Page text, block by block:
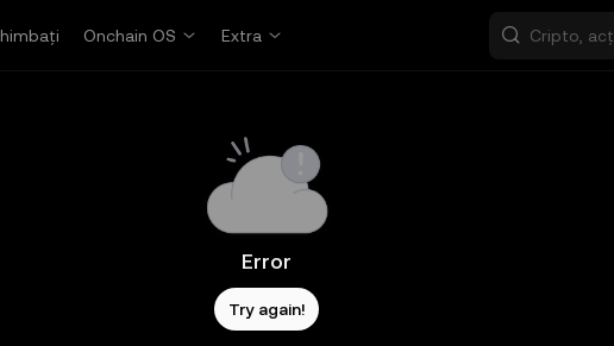
Onchain OS Extra
Error
Try again!